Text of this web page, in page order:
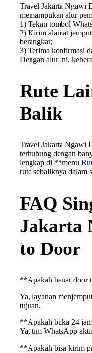
Travel Jakarta Ngawi
memampukan alur
1) Tekan tombol
2) Kirim alamat
berangkat;
3) Terima konfirmasi
Dengan alur ini,
Rute
Balik
Travel Jakarta Ngawi
terhubung dengan
lengkap di **menu
rute sebaliknya dalam
FAQ
Jakarta
to Door
**Apakah benar door
Ya, layanan
tujuan.
**Apakah buka 24
Ya, tim WhatsApp
**Apakah bisa kirim